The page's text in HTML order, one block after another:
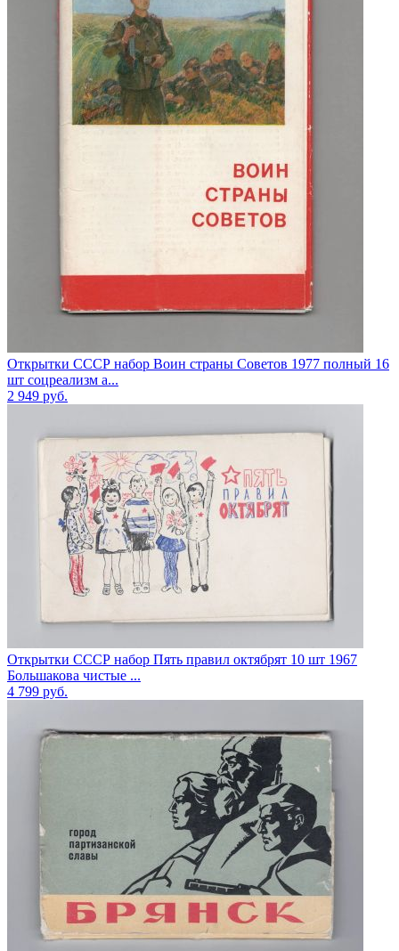
Открытки СССР набор Воин страны Советов 1977 полный 16
шт соцреализм а...
2 949 руб.
Открытки СССР набор Пять правил октябрят 10 шт 1967
Большакова чистые ...
4 799 руб.